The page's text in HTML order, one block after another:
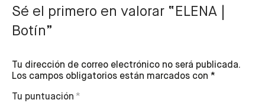
Sé el primero en valorar “ELENA |
Botín”
Tu dirección de correo electrónico no será publicada.
Los campos obligatorios están marcados con *
Tu puntuación *